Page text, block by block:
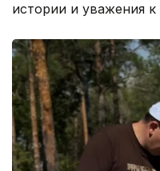
истории и уважения